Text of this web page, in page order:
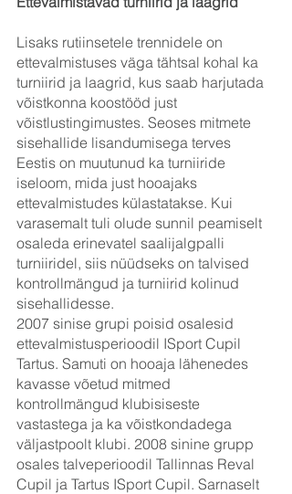
Lisaks rutiinsetele trennidele on
ettevalmistuses väga tähtsal kohal ka
turniirid ja laagrid, kus saab harjutada
võistkonna koostööd just
võistlustingimustes. Seoses mitmete
sisehallide lisandumisega terves
Eestis on muutunud ka turniiride
iseloom, mida just hooajaks
ettevalmistudes külastatakse. Kui
varasemalt tuli olude sunnil peamiselt
osaleda erinevatel saalijalgpalli
turniiridel, siis nüüdseks on talvised
kontrollmängud ja turniirid kolinud
sisehallidesse.
2007 sinise grupi poisid osalesid
ettevalmistusperioodil ISport Cupil
Tartus. Samuti on hooaja lähenedes
kavasse võetud mitmed
kontrollmängud klubisiseste
vastastega ja ka võistkondadega
väljastpoolt klubi. 2008 sinine grupp
osales talveperioodil Tallinnas Reval
Cupil ja Tartus ISport Cupil. Sarnaselt